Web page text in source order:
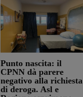
Punto nascita: il
CPNN dà parere
negativo alla richiesta
di deroga. Asl e